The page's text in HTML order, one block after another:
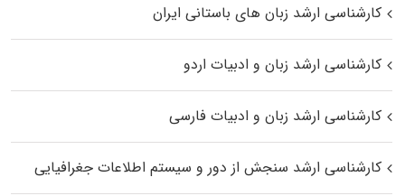
کارشناسی ارشد زبان‌ های باستانی ایران
کارشناسی ارشد زبان و ادبیات اردو
کارشناسی ارشد زبان و ادبیات فارسی
کارشناسی ارشد سنجش از دور و سیستم اطلاعات جغرافیایی